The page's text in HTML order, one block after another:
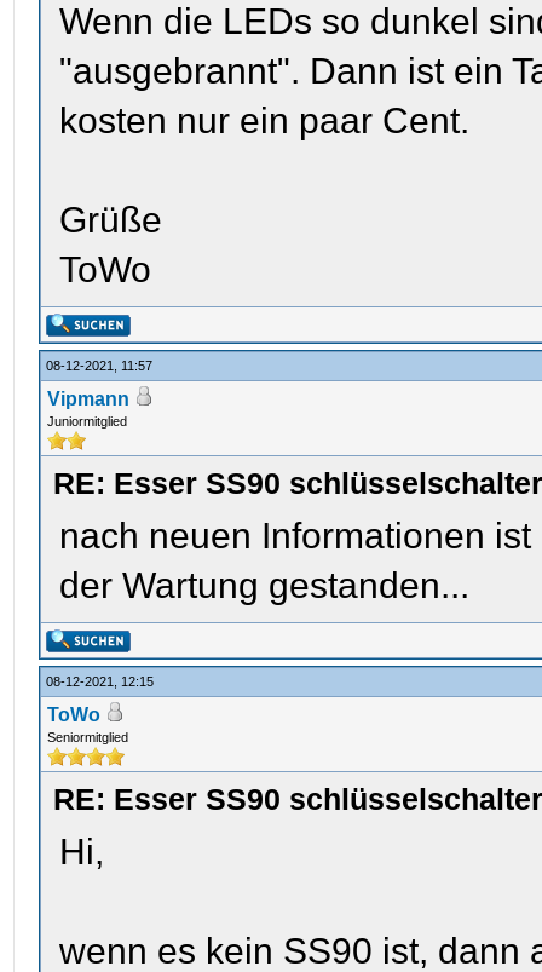
Wenn die LEDs so dunkel
"ausgebrannt". Dann ist ein
kosten nur ein paar Cent.
Grüße
ToWo
08-12-2021, 11:57
Vipmann
Juniormitglied
RE: Esser SS90
nach neuen Informationen
der Wartung gestanden...
08-12-2021, 12:15
ToWo
Seniormitglied
RE: Esser SS90
Hi,
wenn es kein SS90 ist, dann